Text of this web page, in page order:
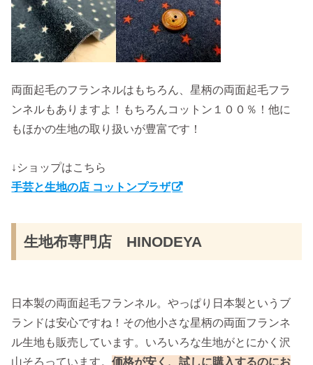
両面起毛のフランネルはもちろん、星柄の両面起毛フラ
ンネルもありますよ！もちろんコットン１００％！他に
もほかの生地の取り扱いが豊富です！
↓ショップはこちら
手芸と生地の店 コットンプラザ
生地布専門店 HINODEYA
日本製の両面起毛フランネル。やっぱり日本製というブ
ランドは安心ですね！その他小さな星柄の両面フランネ
ル生地も販売しています。いろいろな生地がとにかく沢
山そろっています。価格が安く、試しに購入するのにお